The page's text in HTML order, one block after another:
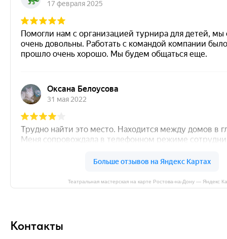
Театральная мастерская на карте Ростова‑на‑Дону — Яндекс
Контакты